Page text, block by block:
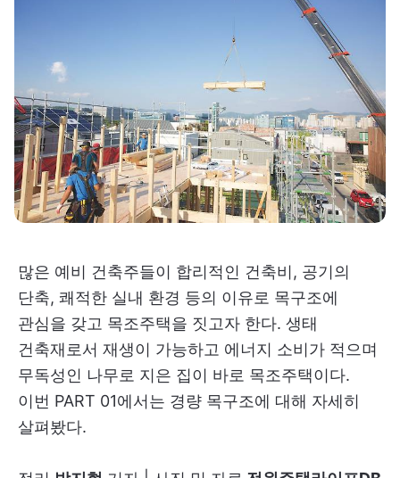
많은 예비 건축주들이 합리적인 건축비, 공기의
단축, 쾌적한 실내 환경 등의 이유로 목구조에
관심을 갖고 목조주택을 짓고자 한다. 생태
건축재로서 재생이 가능하고 에너지 소비가 적으며
무독성인 나무로 지은 집이 바로 목조주택이다.
이번 PART 01에서는 경량 목구조에 대해 자세히
살펴봤다.